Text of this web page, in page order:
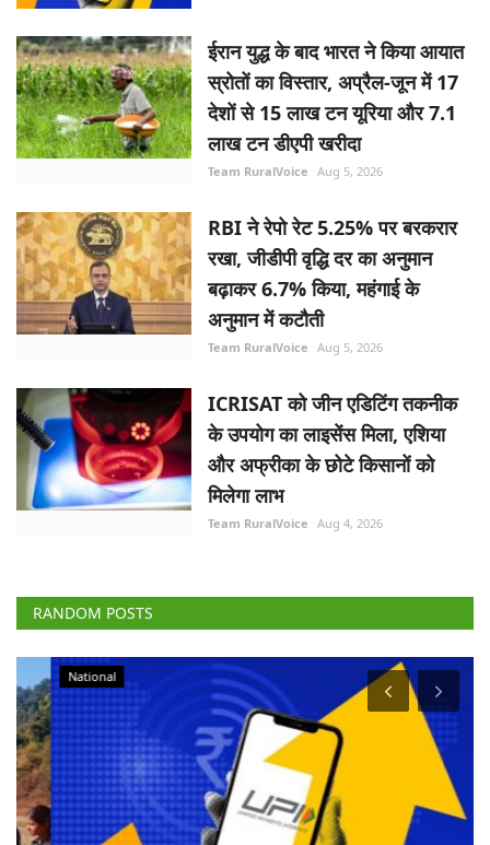
ईरान युद्ध के बाद भारत ने किया आयात
स्रोतों का विस्तार, अप्रैल-जून में 17
देशों से 15 लाख टन यूरिया और 7.1
लाख टन डीएपी खरीदा
Team RuralVoice Aug 5, 2026
RBI ने रेपो रेट 5.25% पर बरकरार
रखा, जीडीपी वृद्धि दर का अनुमान
बढ़ाकर 6.7% किया, महंगाई के
अनुमान में कटौती
Team RuralVoice Aug 5, 2026
ICRISAT को जीन एडिटिंग तकनीक
के उपयोग का लाइसेंस मिला, एशिया
और अफ्रीका के छोटे किसानों को
मिलेगा लाभ
Team RuralVoice Aug 4, 2026
RANDOM POSTS
National